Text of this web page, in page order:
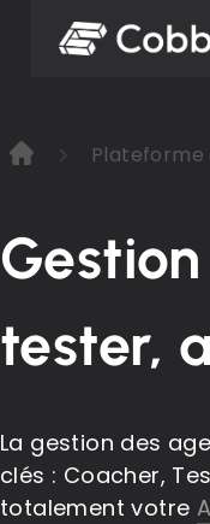
tester,
La gestion des
clés : Coacher,
totalement votre